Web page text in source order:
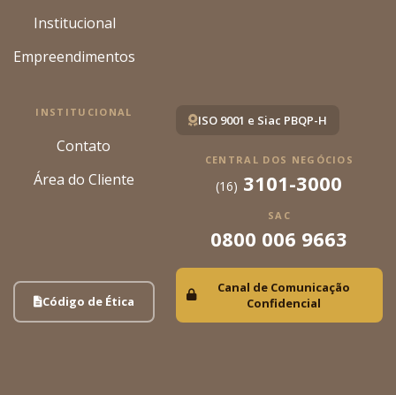
Institucional
Empreendimentos
INSTITUCIONAL
Contato
Área do Cliente
Código de Ética
ISO 9001 e Siac PBQP-H
CENTRAL DOS NEGÓCIOS
(16) 3101-3000
SAC
0800 006 9663
Canal de Comunicação
Confidencial